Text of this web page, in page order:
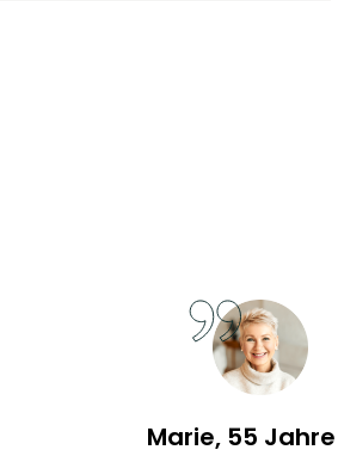
Marie, 55